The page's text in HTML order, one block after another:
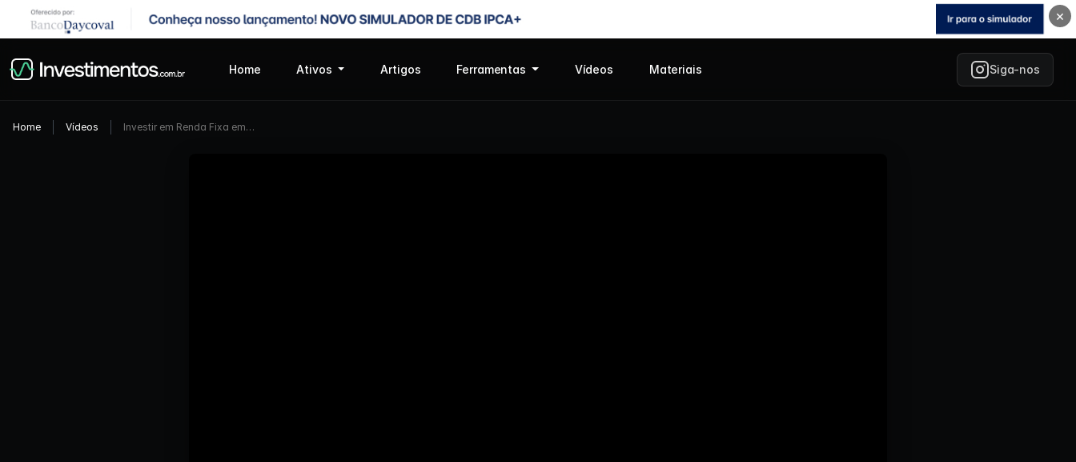
×
Home Ativos Artigos Ferramentas Vídeos Materiais Siga-nos
Home Vídeos Investir em Renda Fixa em…